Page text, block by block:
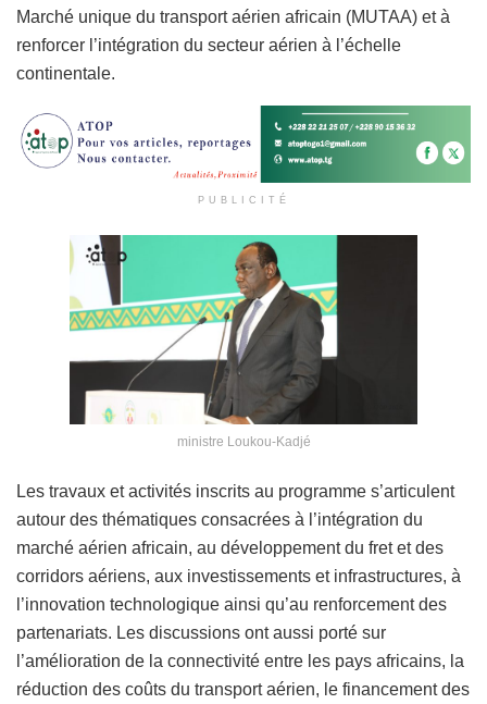
Marché unique du transport aérien africain (MUTAA) et à
renforcer l’intégration du secteur aérien à l’échelle
continentale.
PUBLICITÉ
ministre Loukou-Kadjé
Les travaux et activités inscrits au programme s’articulent
autour des thématiques consacrées à l’intégration du
marché aérien africain, au développement du fret et des
corridors aériens, aux investissements et infrastructures, à
l’innovation technologique ainsi qu’au renforcement des
partenariats. Les discussions ont aussi porté sur
l’amélioration de la connectivité entre les pays africains, la
réduction des coûts du transport aérien, le financement des